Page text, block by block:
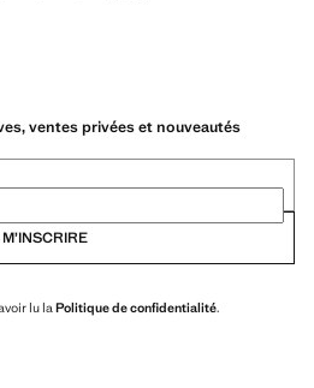
ventes privées et nouveautés
M’INSCRIRE
lu la Politique de confidentialité.